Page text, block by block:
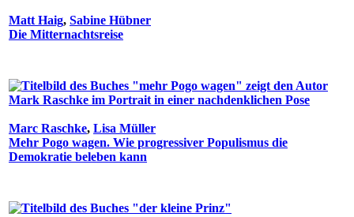
Matt Haig, Sabine Hübner
Die Mitternachtsreise
Marc Raschke, Lisa Müller
Mehr Pogo wagen. Wie progressiver Populismus die
Demokratie beleben kann